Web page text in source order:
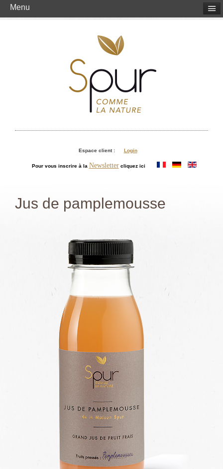
Espace client : Login
Pour vous inscrire à la Newslettercliquez ici
Jus de pamplemousse
Menu